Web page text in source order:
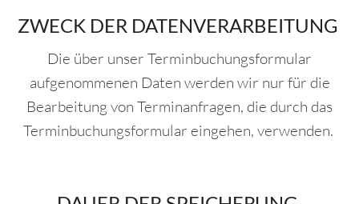
ZWECK DER DATENVERARBEITUNG
Die über unser Terminbuchungsformular
aufgenommenen Daten werden wir nur für die
Bearbeitung von Terminanfragen, die durch das
Terminbuchungsformular eingehen, verwenden.